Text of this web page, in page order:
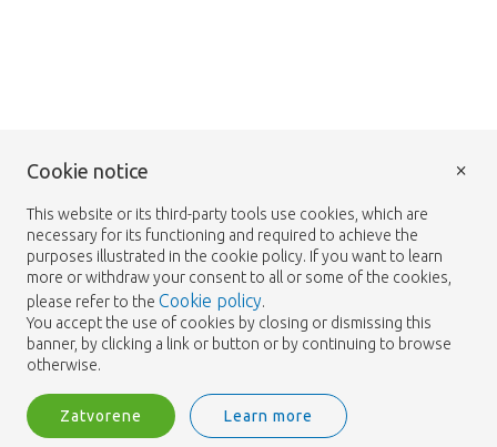
Cookie notice
This website or its third-party tools use cookies, which are
necessary for its functioning and required to achieve the
purposes illustrated in the cookie policy. If you want to learn
more or withdraw your consent to all or some of the cookies,
please refer to the Cookie policy.
You accept the use of cookies by closing or dismissing this
banner, by clicking a link or button or by continuing to browse
otherwise.
Zatvorene Learn more
×